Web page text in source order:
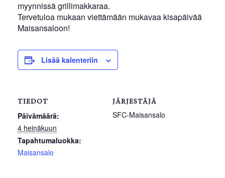
myynnissä grillimakkaraa.
Tervetuloa mukaan viettämään mukavaa kisapäivää
Maisansaloon!
Lisää kalenteriin
TIEDOT
Päivämäärä:
4 heinäkuun
Tapahtumaluokka:
Maisansalo
JÄRJESTÄJÄ
SFC-Maisansalo